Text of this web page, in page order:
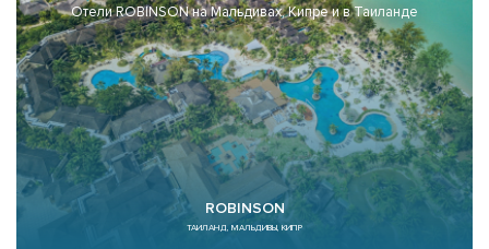
Отели ROBINSON на Мальдивах, Кипре и в Таиланде
ROBINSON
ТАИЛАНД, МАЛЬДИВЫ, КИПР